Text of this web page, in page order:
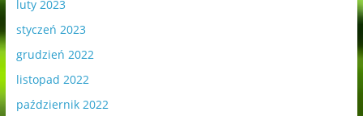
luty 2023
styczeń 2023
grudzień 2022
listopad 2022
październik 2022